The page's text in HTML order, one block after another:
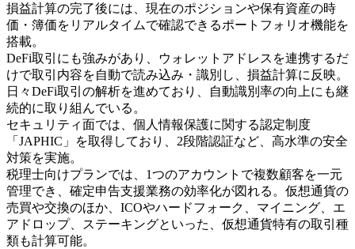
損益計算の完了後には、現在のポジションや保有資産の時
価・簿価をリアルタイムで確認できるポートフォリオ機能を
搭載。
DeFi取引にも強みがあり、ウォレットアドレスを連携するだ
けで取引内容を自動で読み込み・識別し、損益計算に反映。
日々DeFi取引の解析を進めており、自動識別率の向上にも継
続的に取り組んでいる。
セキュリティ面では、個人情報保護に関する認定制度
「JAPHIC」を取得しており、2段階認証など、高水準の安全
対策を実施。
税理士向けプランでは、1つのアカウントで複数顧客を一元
管理でき、確定申告支援業務の効率化が図れる。仮想通貨の
売買や交換のほか、ICOやハードフォーク、マイニング、エ
アドロップ、ステーキングといった、仮想通貨特有の取引種
類も計算可能。